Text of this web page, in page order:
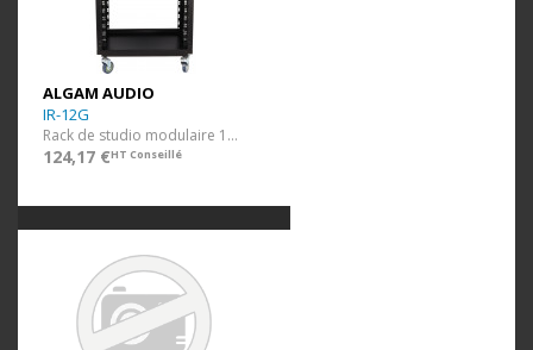
ALGAM AUDIO
IR-12G
Rack de studio modulaire 12U avec roulettes
124,17 €HT Conseillé